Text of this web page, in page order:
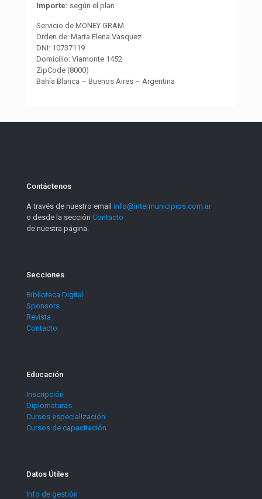
Importe: según el plan
Servicio de MONEY GRAM
Orden de: Marta Elena Vasquez
DNI: 10737119
Domicilio: Viamonte 1452
ZipCode (8000)
Bahía Blanca – Buenos Aires – Argentina
Contáctenos
A través de nuestro email info@intermunicipios.com.ar
o desde la sección Contacto
de nuestra página.
Secciones
Biblioteca Digital
Sponsors
Revista
Contacto
Educación
Inscripción
Diplomaturas
Cursos especialización
Cursos de capacitación
Datos Útiles
Info de gestión